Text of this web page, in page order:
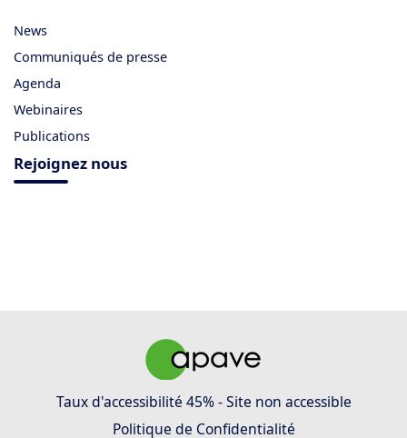
News
Communiqués de presse
Agenda
Webinaires
Publications
Rejoignez nous
Taux d'accessibilité 45% - Site non accessible
Politique de Confidentialité